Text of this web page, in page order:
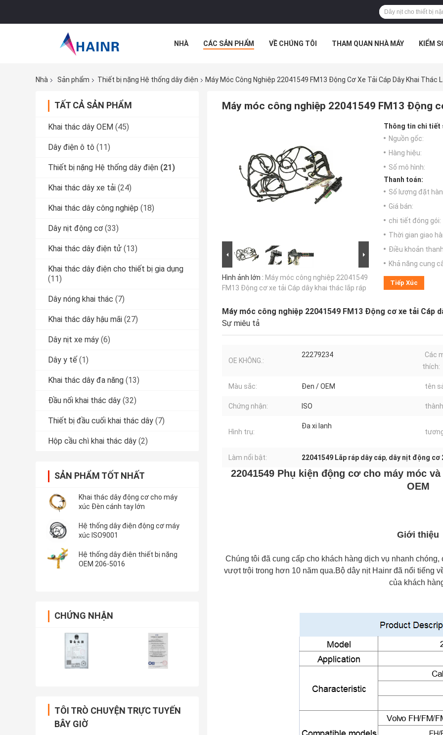
NHÀ CÁC SẢN PHẨM VỀ CHÚNG TÔI THAM QUAN NHÀ MÁY KIỂM
Nhà
Sản phẩm Thiết bị nặng Hệ thống dây điện Máy Móc Công Nghiệp 22041549 FM13 Động Cơ Xe Tải Cáp Dây Khai Thác
TẤT CẢ SẢN PHẨM
Khai thác dây OEM (45)
Dây điện ô tô (11)
Thiết bị nặng Hệ thống dây điện (21)
Khai thác dây xe tải (24)
Khai thác dây công nghiệp (18)
Dây nịt động cơ (33)
Khai thác dây điện tử (13)
Khai thác dây điện cho thiết bị gia dụng
(11)
Dây nóng khai thác (7)
Khai thác dây hậu mãi (27)
Dây nịt xe máy (6)
Dây y tế (1)
Khai thác dây đa năng (13)
Đầu nối khai thác dây (32)
Thiết bị đầu cuối khai thác dây (7)
Hộp cầu chì khai thác dây (2)
SẢN PHẨM TỐT NHẤT
Khai thác dây động cơ cho máy
xúc Đèn cánh tay lớn
Hệ thống dây điện động cơ máy
xúc ISO9001
Hệ thống dây điện thiết bị nặng
OEM 206-5016
CHỨNG NHẬN
TÔI TRÒ CHUYỆN TRỰC TUYẾN
BÂY GIỜ
Máy móc công nghiệp 22041549 FM13 Động
Hình ảnh lớn : Máy móc công nghiệp 22041549
FM13 Động cơ xe tải Cáp dây khai thác lắp ráp
Thông tin chi tiết
Nguồn gốc:
Hàng hiệu:
Số mô hình:
Thanh toán:
Số lượng đặt
Giá bán:
chi tiết đóng gói:
Thời gian giao
Điều khoản
Khả năng cung
Tiếp Xúc
Máy móc công nghiệp 22041549 FM13 Động cơ xe tải Cáp
Sự miêu tả
OE KHÔNG.:
22279234
Các
thích:
Màu sắc: Đen / OEM tên
Chứng nhận: ISO
Hình trụ:
Đa xi lanh
Làm nổi bật: 22041549 Lắp ráp dây cáp, dây nịt động cơ
22041549 Phụ kiện động cơ cho máy móc
OEM
Giới thiệu
Chúng tôi đã cung cấp cho khách hàng dịch vụ nhanh
vượt trội trong hơn 10 năm qua.Bộ dây nịt Hainr đã nổi tiếng
của khách